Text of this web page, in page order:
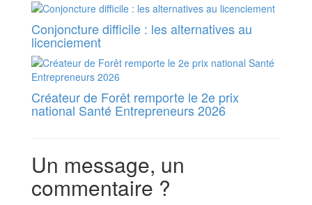
Conjoncture difficile : les alternatives au
licenciement
Créateur de Forêt remporte le 2e prix
national Santé Entrepreneurs 2026
Un message, un
commentaire ?